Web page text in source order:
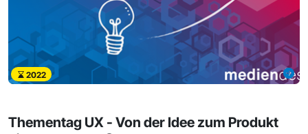
2022
Thementag UX - Von der Idee zum Produkt